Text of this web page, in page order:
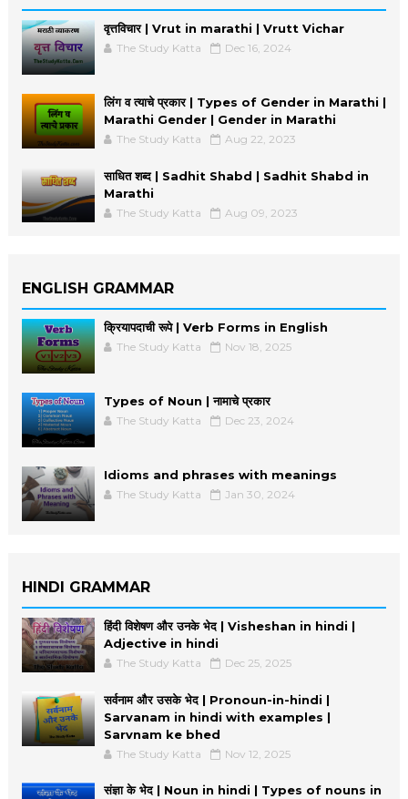
वृत्तविचार | Vrut in marathi | Vrutt Vichar
The Study Katta Dec 16, 2024
लिंग व त्याचे प्रकार | Types of Gender in Marathi |
Marathi Gender | Gender in Marathi
The Study Katta Aug 22, 2023
साधित शब्द | Sadhit Shabd | Sadhit Shabd in
Marathi
The Study Katta Aug 09, 2023
ENGLISH GRAMMAR
क्रियापदाची रूपे | Verb Forms in English
The Study Katta Nov 18, 2025
Types of Noun | नामाचे प्रकार
The Study Katta Dec 23, 2024
Idioms and phrases with meanings
The Study Katta Jan 30, 2024
HINDI GRAMMAR
हिंदी विशेषण और उनके भेद | Visheshan in hindi |
Adjective in hindi
The Study Katta Dec 25, 2025
सर्वनाम और उसके भेद | Pronoun-in-hindi |
Sarvanam in hindi with examples |
Sarvnam ke bhed
The Study Katta Nov 12, 2025
संज्ञा के भेद | Noun in hindi | Types of nouns in